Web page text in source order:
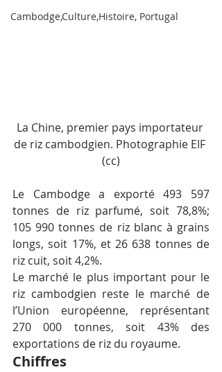
Cambodge,Culture,Histoire, Portugal
La Chine, premier pays importateur
de riz cambodgien. Photographie EIF
(cc)
Le Cambodge a exporté 493 597
tonnes de riz parfumé, soit 78,8%;
105 990 tonnes de riz blanc à grains
longs, soit 17%, et 26 638 tonnes de
riz cuit, soit 4,2%.
Le marché le plus important pour le
riz cambodgien reste le marché de
l’Union européenne, représentant
270 000 tonnes, soit 43% des
exportations de riz du royaume.
Chiffres